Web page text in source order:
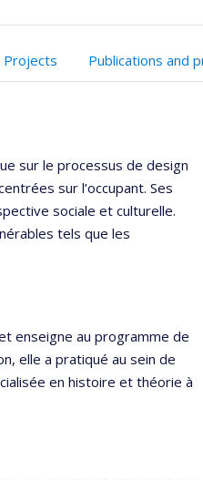
Projects Publications and
sur le processus de design
sur l’occupant. Ses
sociale et culturelle.
tels que les
enseigne au programme de
elle a pratiqué au sein de
en histoire et théorie à